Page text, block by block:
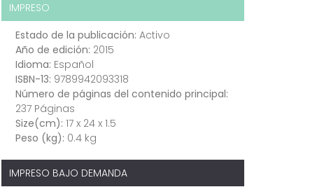
IMPRESO
Estado de la publicación: Activo
Año de edición: 2015
Idioma: Español
ISBN-13: 9789942093318
Número de páginas del contenido principal:
237 Páginas
Size(cm): 17 x 24 x 1.5
Peso (kg): 0.4 kg
IMPRESO BAJO DEMANDA